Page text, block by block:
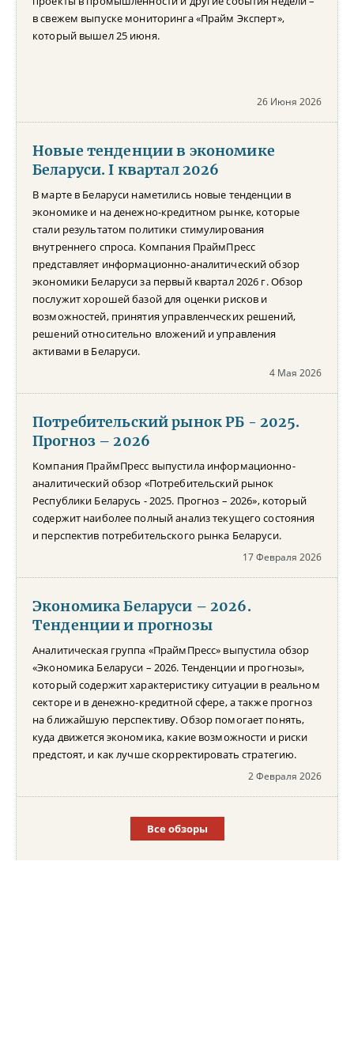
в свежем выпуске мониторинга «Прайм Эксперт»,
который вышел 25 июня.
26 Июня 2026
Новые тенденции в экономике
Беларуси. I квартал 2026
В марте в Беларуси наметились новые тенденции в
экономике и на денежно-кредитном рынке, которые
стали результатом политики стимулирования
внутреннего спроса. Компания ПраймПресс
представляет информационно-аналитический обзор
экономики Беларуси за первый квартал 2026 г. Обзор
послужит хорошей базой для оценки рисков и
возможностей, принятия управленческих решений,
решений относительно вложений и управления
активами в Беларуси.
4 Мая 2026
Потребительский рынок РБ - 2025.
Прогноз – 2026
Компания ПраймПресс выпустила информационно-
аналитический обзор «Потребительский рынок
Республики Беларусь - 2025. Прогноз – 2026», который
содержит наиболее полный анализ текущего состояния
и перспектив потребительского рынка Беларуси.
17 Февраля 2026
Экономика Беларуси – 2026.
Тенденции и прогнозы
Аналитическая группа «ПраймПресс» выпустила обзор
«Экономика Беларуси – 2026. Тенденции и прогнозы»,
который содержит характеристику ситуации в реальном
секторе и в денежно-кредитной сфере, а также прогноз
на ближайшую перспективу. Обзор помогает понять,
куда движется экономика, какие возможности и риски
предстоят, и как лучше скорректировать стратегию.
2 Февраля 2026
Все обзоры